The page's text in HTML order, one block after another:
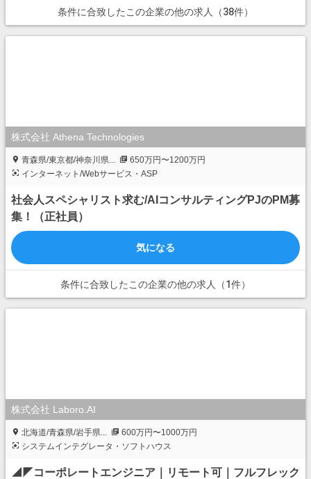
条件に合致したこの企業の他の求人（38件）
株式会社 Athena Technologies
青森県/東京都/神奈川県...
650万円〜1200万円
インターネット/Webサービス・ASP
社会人スペシャリスト求む/AIコンサルティングPJのPM募
集！（正社員）
気になる
条件に合致したこの企業の他の求人（1件）
株式会社 Laboro.AI
北海道/青森県/岩手県...
600万円〜1000万円
システムインテグレータ・ソフトハウス
◢◤コーポレートエンジニア｜リモート可｜フルフレック